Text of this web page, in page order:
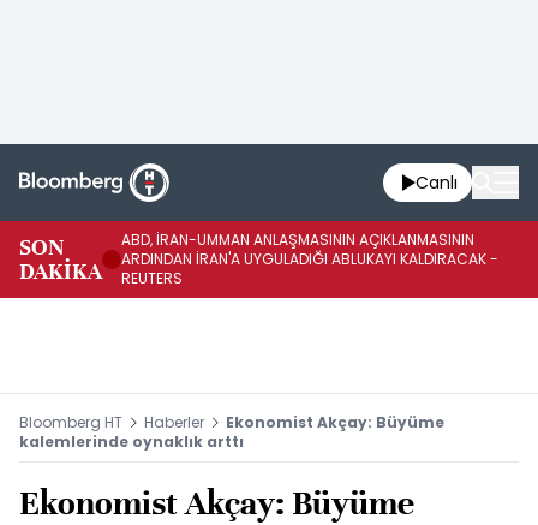
Canlı
SON
DAKİKA
ABD, İRAN-UMMAN ANLAŞMASININ AÇIKLANMASININ
ARDINDAN İRAN'A UYGULADIĞI ABLUKAYI KALDIRACAK -
REUTERS
Bloomberg HT Haberler
Ekonomist Akçay: Büyüme
kalemlerinde oynaklık arttı
Ekonomist Akçay: Büyüme